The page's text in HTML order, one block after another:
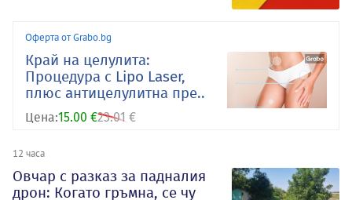
Оферта от Grabo.bg
Край на целулита:
Процедура с Lipo Laser,
плюс aнтицелулитна пре..
Цена:15.00 €23.01 €
12 часа
Овчар с разказ за падналия
дрон: Когато гръмна, се чу